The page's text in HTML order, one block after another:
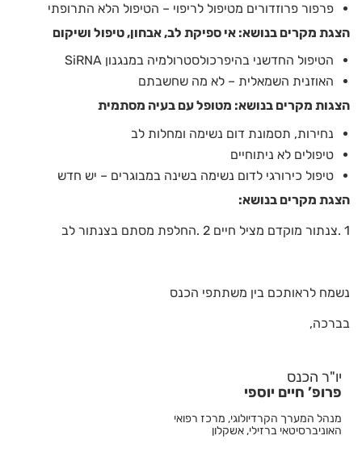
יו"ר הכנס
פרופ’ חיים יוספי
מנהל המערך הקרדיולוגי, מרכז רפואי
האוניברסיטאי ברזילי, אשקלון
פרפור פרוזדורים מטיפול לריפוי – הטיפול הלא התרופתי
הצגת מקרים בנושא: אי ספיקת לב, אבחון, טיפול ושיקום
הטיפול החדשני בהיפרכולסטרולמיה במנגנון SiRNA
האוזנית השמאלית – לא מה שחשבתם
הצגות מקרים בנושא: מטופל עם בעיה מסתמית
נחירות, תסמונת דום נשימה ומחלות לב
טיפולים לא ניתוחיים
טיפול כירורגי לדום נשימה בשינה במבוגרים – יש חדש
הצגת מקרים בנושא:
1 .צנתור מוקדם מציל חיים 2 .החלפת מסתם בצנתור לב
נשמח לראותכם בין משתתפי הכנס
בברכה,